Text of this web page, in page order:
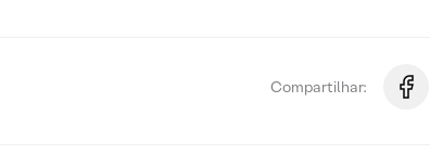
Compartilhar: